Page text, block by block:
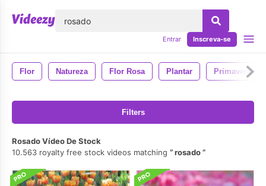
Entrar Inscreva-se
Flor Natureza Flor Rosa Plantar Primavera
Filters
Rosado Vídeo De Stock
10.563 royalty free stock videos matching
rosado